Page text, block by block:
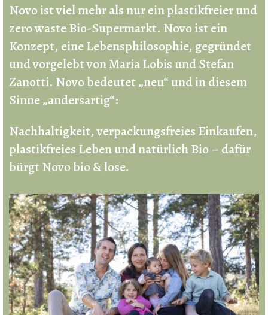
Novo ist viel mehr als nur einplastikfreier und
zero waste Bio-Supermarkt. Novo ist ein
Konzept, eine Lebensphilosophie, gegründet
und vorgelebt von Maria Lobis und Stefan
Zanotti. Novo bedeutet „neu“ und in diesem
Sinne „andersartig“:
Nachhaltigkeit, verpackungsfreies Einkaufen,
plastikfreies Leben und natürlich Bio – dafür
bürgt Novo bio & lose.